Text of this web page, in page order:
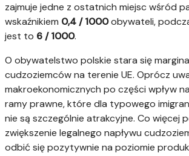
zajmuje jedne z ostatnich miejsc wśród
wskaźnikiem 0,4 / 1000obywateli,
jest to 6 / 1000.
O obywatelstwo polskie stara się
cudzoziemców na terenie UE. Oprócz
makroekonomicznych po części wpływ
ramy prawne, które dla typowego
nie są szczególnie atrakcyjne. Co więcej
zwiększenie legalnego napływu
odbić się pozytywnie na poziomie